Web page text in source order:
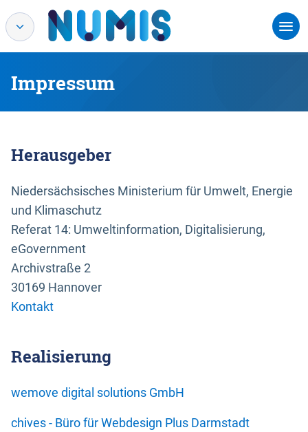
Impressum
Herausgeber
Niedersächsisches Ministerium für Umwelt, Energie
und Klimaschutz
Referat 14: Umweltinformation, Digitalisierung,
eGovernment
Archivstraße 2
30169 Hannover
Kontakt
Realisierung
wemove digital solutions GmbH
chives - Büro für Webdesign Plus Darmstadt